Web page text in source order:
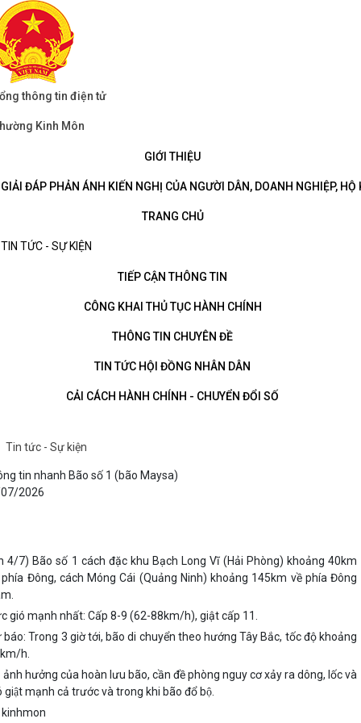
thông tin điện tử
Kinh Môn
GIỚI THIỆU
GIẢI ĐÁP PHẢN ÁNH KIẾN NGHỊ CỦA NGƯỜI DÂN, DOANH NGHIỆP, HỘ
TRANG CHỦ
TIN TỨC - SỰ KIỆN
TIẾP CẬN THÔNG TIN
CÔNG KHAI THỦ TỤC HÀNH CHÍNH
THÔNG TIN CHUYÊN ĐỀ
TIN TỨC HỘI ĐỒNG NHÂN DÂN
CẢI CÁCH HÀNH CHÍNH - CHUYỂN ĐỔI SỐ
Tin tức - Sự kiện
tin nhanh Bão số 1 (bão Maysa)
2026
4/7) Bão số 1 cách đặc khu Bạch Long Vĩ (Hải Phòng) khoảng 40km
phía Đông, cách Móng Cái (Quảng Ninh) khoảng 145km về phía Đông
gió mạnh nhất: Cấp 8-9 (62-88km/h), giật cấp 11.
báo: Trong 3 giờ tới, bão di chuyển theo hướng Tây Bắc, tốc độ khoảng
h.
ảnh hưởng của hoàn lưu bão, cần đề phòng nguy cơ xảy ra dông, lốc và
giật mạnh cả trước và trong khi bão đổ bộ.